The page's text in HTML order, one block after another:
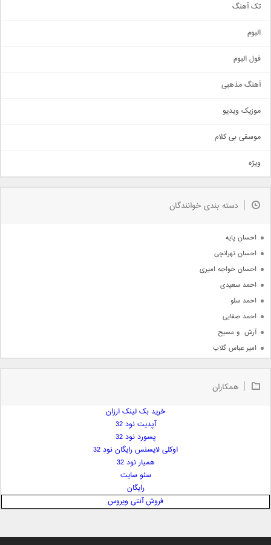
تک آهنگ
اجتماعی
حماسی
سنتی
اهنگ بندرعباسی
دمو
مذهبی
جدیدترین ها
البوم
فول البوم
آهنگ مذهبی
موزیک ویدیو
موسقی بی کلام
ویژه
دسته بندی خوانندگان
احسان پایه
احسان تهرانچی
احسان خواجه امیری
احمد سعیدی
احمد سلو
احمد صفایی
آرش  و مسیح
امیر عباس گلاب
امیر علی
ایمان غلامی
بابک جهانبخش
همکاران
خرید بک لینک ارزان
آپدیت نود 32
پسورد نود 32
اوکلی لایسنس رایگان نود 32
همیار نود 32
سئو سایت
رایگان
فروش آنتی ویروس